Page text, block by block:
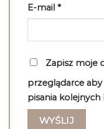
E-mail *
Zapisz moje
przeglądarce
pisania